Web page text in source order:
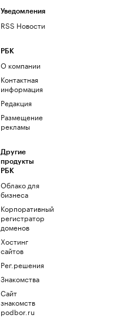
Уведомления
RSS Новости
РБК
О компании
Контактная
информация
Редакция
Размещение
рекламы
Другие
продукты
РБК
Облако для
бизнеса
Корпоративный
регистратор
доменов
Хостинг
сайтов
Рег.решения
Знакомства
Сайт
знакомств
podbor.ru